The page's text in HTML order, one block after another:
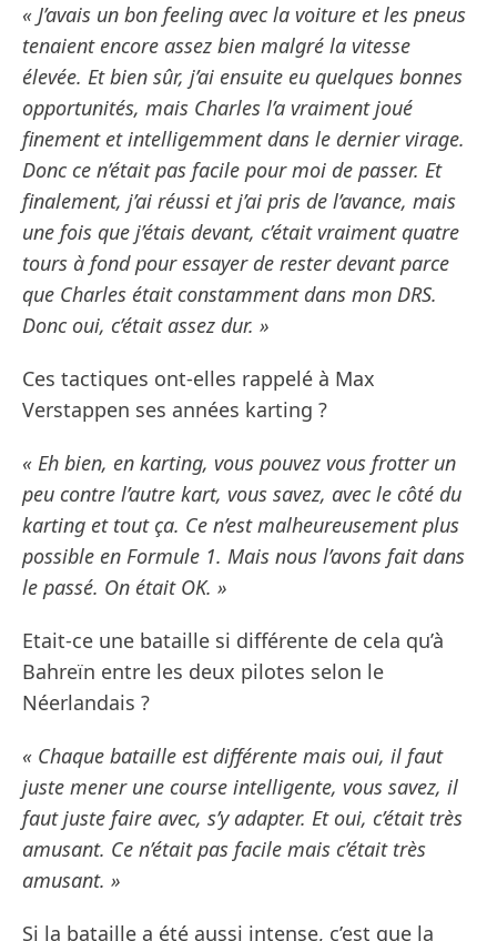
« J’avais un bon feeling avec la voiture et les pneus
tenaient encore assez bien malgré la vitesse
élevée. Et bien sûr, j’ai ensuite eu quelques bonnes
opportunités, mais Charles l’a vraiment joué
finement et intelligemment dans le dernier virage.
Donc ce n’était pas facile pour moi de passer. Et
finalement, j’ai réussi et j’ai pris de l’avance, mais
une fois que j’étais devant, c’était vraiment quatre
tours à fond pour essayer de rester devant parce
que Charles était constamment dans mon DRS.
Donc oui, c’était assez dur. »
Ces tactiques ont-elles rappelé à Max
Verstappen ses années karting ?
« Eh bien, en karting, vous pouvez vous frotter un
peu contre l’autre kart, vous savez, avec le côté du
karting et tout ça. Ce n’est malheureusement plus
possible en Formule 1. Mais nous l’avons fait dans
le passé. On était OK. »
Etait-ce une bataille si différente de cela qu’à
Bahreïn entre les deux pilotes selon le
Néerlandais ?
« Chaque bataille est différente mais oui, il faut
juste mener une course intelligente, vous savez, il
faut juste faire avec, s’y adapter. Et oui, c’était très
amusant. Ce n’était pas facile mais c’était très
amusant. »
Si la bataille a été aussi intense, c’est que la